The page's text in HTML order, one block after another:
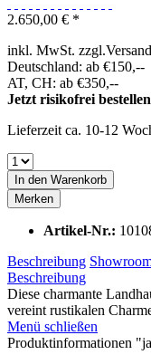
2.650,00 € *
inkl. MwSt.
Deutschland: ab €150,--
AT, CH: ab €350,--
Jetzt risikofrei
Lieferzeit ca. 10-12
In den Warenkorb
Merken
Artikel-Nr.:
Beschreibung
Beschreibung
Diese charmante
vereint rustikalen
Menü schließen
Produktinformationen